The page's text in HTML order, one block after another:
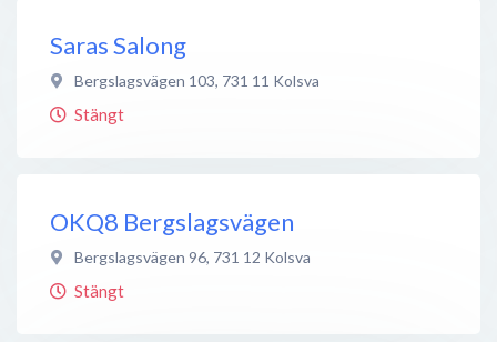
Saras Salong
Bergslagsvägen 103, 731 11 Kolsva
Stängt
OKQ8 Bergslagsvägen
Bergslagsvägen 96, 731 12 Kolsva
Stängt